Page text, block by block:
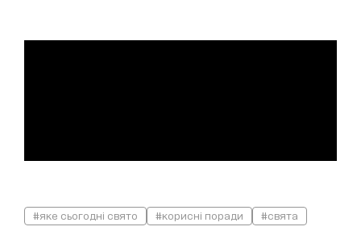
#яке сьогодні свято #корисні поради #свята